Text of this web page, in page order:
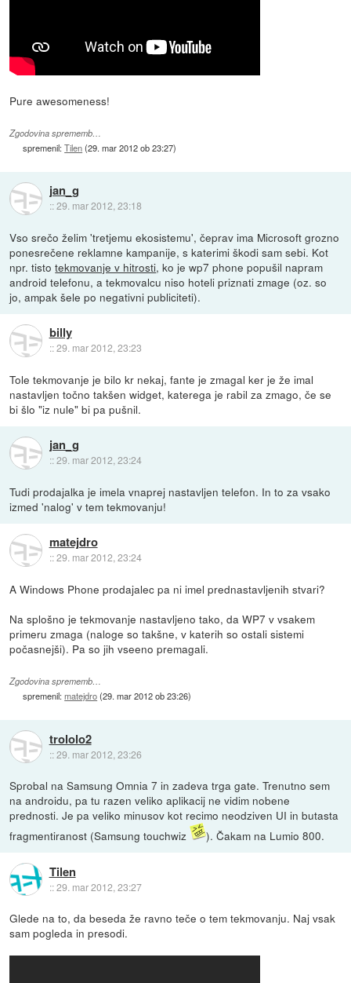
Pure awesomeness!
Zgodovina sprememb…
spremenil:Tilen(29. mar 2012 ob 23:27)
jan_g
::29. mar 2012, 23:18
Vso srečo želim 'tretjemu ekosistemu', čeprav ima Microsoft grozno
ponesrečene reklamne kampanije, s katerimi škodi sam sebi. Kot
npr. tistotekmovanje v hitrosti, ko je wp7 phone popušil napram
android telefonu, a tekmovalcu niso hoteli priznati zmage (oz. so
jo, ampak šele po negativni publiciteti).
billy
::29. mar 2012, 23:23
Tole tekmovanje je bilo kr nekaj, fante je zmagal ker je že imal
nastavljen točno takšen widget, katerega je rabil za zmago, če se
bi šlo "iz nule" bi pa pušnil.
jan_g
::29. mar 2012, 23:24
Tudi prodajalka je imela vnaprej nastavljen telefon. In to za vsako
izmed 'nalog' v tem tekmovanju!
matejdro
::29. mar 2012, 23:24
A Windows Phone prodajalec pa ni imel prednastavljenih stvari?
Na splošno je tekmovanje nastavljeno tako, da WP7 v vsakem
primeru zmaga (naloge so takšne, v katerih so ostali sistemi
počasnejši). Pa so jih vseeno premagali.
Zgodovina sprememb…
spremenil:matejdro(29. mar 2012 ob 23:26)
trololo2
::29. mar 2012, 23:26
Sprobal na Samsung Omnia 7 in zadeva trga gate. Trenutno sem
na androidu, pa tu razen veliko aplikacij ne vidim nobene
prednosti. Je pa veliko minusov kot recimo neodziven UI in butasta
fragmentiranost (Samsung touchwiz
). Čakam na Lumio 800.
Tilen
::29. mar 2012, 23:27
Glede na to, da beseda že ravno teče o tem tekmovanju. Naj vsak
sam pogleda in presodi.